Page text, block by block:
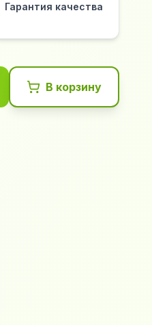
Гарантия качества
В корзину